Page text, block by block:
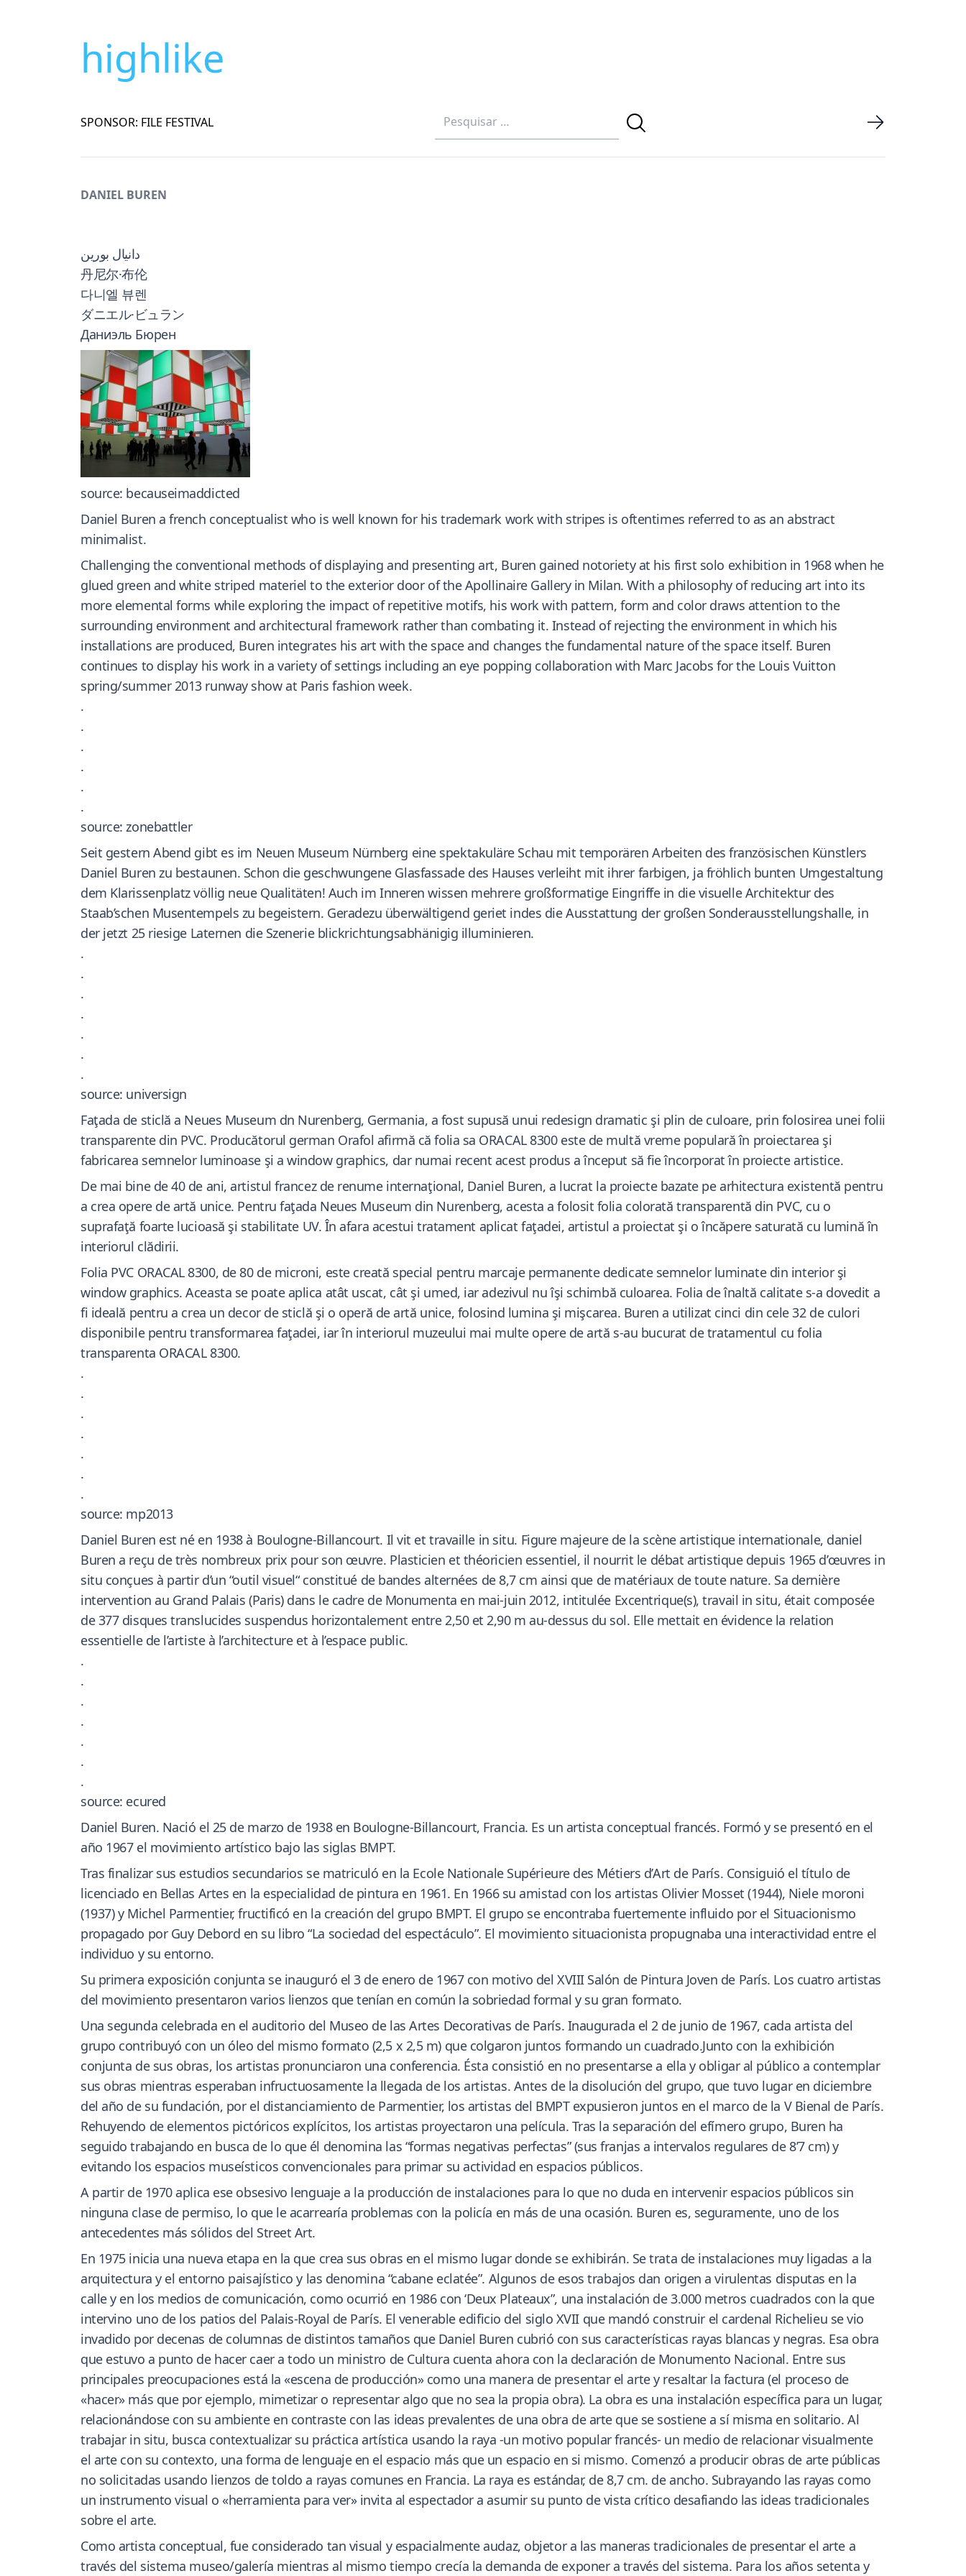
highlike
SPONSOR: FILE FESTIVAL
DANIEL BUREN
دانيال بورين
丹尼尔·布伦
다니엘 뷰렌
ダニエル·ビュラン
Даниэль Бюрен
source: becauseimaddicted
Daniel Buren a french conceptualist who is well known for his trademark work with stripes is oftentimes referred to as an abstract
minimalist.
Challenging the conventional methods of displaying and presenting art, Buren gained notoriety at his first solo exhibition in 1968 when he
glued green and white striped materiel to the exterior door of the Apollinaire Gallery in Milan. With a philosophy of reducing art into its
more elemental forms while exploring the impact of repetitive motifs, his work with pattern, form and color draws attention to the
surrounding environment and architectural framework rather than combating it. Instead of rejecting the environment in which his
installations are produced, Buren integrates his art with the space and changes the fundamental nature of the space itself. Buren
continues to display his work in a variety of settings including an eye popping collaboration with Marc Jacobs for the Louis Vuitton
spring/summer 2013 runway show at Paris fashion week.
.
.
.
.
.
.
source: zonebattler
Seit gestern Abend gibt es im Neuen Museum Nürnberg eine spektakuläre Schau mit temporären Arbeiten des französischen Künstlers
Daniel Buren zu bestaunen. Schon die geschwungene Glasfassade des Hauses verleiht mit ihrer farbigen, ja fröhlich bunten Umgestaltung
dem Klarissenplatz völlig neue Qualitäten! Auch im Inneren wissen mehrere großformatige Eingriffe in die visuelle Architektur des
Staab’schen Musentempels zu begeistern. Geradezu überwältigend geriet indes die Ausstattung der großen Sonderausstellungshalle, in
der jetzt 25 riesige Laternen die Szenerie blickrichtungsabhänigig illuminieren.
.
.
.
.
.
.
.
source: universign
Faţada de sticlă a Neues Museum dn Nurenberg, Germania, a fost supusă unui redesign dramatic şi plin de culoare, prin folosirea unei folii
transparente din PVC. Producătorul german Orafol afirmă că folia sa ORACAL 8300 este de multă vreme populară în proiectarea şi
fabricarea semnelor luminoase şi a window graphics, dar numai recent acest produs a început să fie încorporat în proiecte artistice.
De mai bine de 40 de ani, artistul francez de renume internaţional, Daniel Buren, a lucrat la proiecte bazate pe arhitectura existentă pentru
a crea opere de artă unice. Pentru faţada Neues Museum din Nurenberg, acesta a folosit folia colorată transparentă din PVC, cu o
suprafaţă foarte lucioasă şi stabilitate UV. În afara acestui tratament aplicat faţadei, artistul a proiectat şi o încăpere saturată cu lumină în
interiorul clădirii.
Folia PVC ORACAL 8300, de 80 de microni, este creată special pentru marcaje permanente dedicate semnelor luminate din interior şi
window graphics. Aceasta se poate aplica atât uscat, cât şi umed, iar adezivul nu îşi schimbă culoarea. Folia de înaltă calitate s-a dovedit a
fi ideală pentru a crea un decor de sticlă şi o operă de artă unice, folosind lumina şi mişcarea. Buren a utilizat cinci din cele 32 de culori
disponibile pentru transformarea faţadei, iar în interiorul muzeului mai multe opere de artă s-au bucurat de tratamentul cu folia
transparenta ORACAL 8300.
.
.
.
.
.
.
.
source: mp2013
Daniel Buren est né en 1938 à Boulogne-Billancourt. Il vit et travaille in situ. Figure majeure de la scène artistique internationale, daniel
Buren a reçu de très nombreux prix pour son œuvre. Plasticien et théoricien essentiel, il nourrit le débat artistique depuis 1965 d’œuvres in
situ conçues à partir d’un “outil visuel“ constitué de bandes alternées de 8,7 cm ainsi que de matériaux de toute nature. Sa dernière
intervention au Grand Palais (Paris) dans le cadre de Monumenta en mai-juin 2012, intitulée Excentrique(s), travail in situ, était composée
de 377 disques translucides suspendus horizontalement entre 2,50 et 2,90 m au-dessus du sol. Elle mettait en évidence la relation
essentielle de l’artiste à l’architecture et à l’espace public.
.
.
.
.
.
.
.
source: ecured
Daniel Buren. Nació el 25 de marzo de 1938 en Boulogne-Billancourt, Francia. Es un artista conceptual francés. Formó y se presentó en el
año 1967 el movimiento artístico bajo las siglas BMPT.
Tras finalizar sus estudios secundarios se matriculó en la Ecole Nationale Supérieure des Métiers d’Art de París. Consiguió el título de
licenciado en Bellas Artes en la especialidad de pintura en 1961. En 1966 su amistad con los artistas Olivier Mosset (1944), Niele moroni
(1937) y Michel Parmentier, fructificó en la creación del grupo BMPT. El grupo se encontraba fuertemente influido por el Situacionismo
propagado por Guy Debord en su libro “La sociedad del espectáculo”. El movimiento situacionista propugnaba una interactividad entre el
individuo y su entorno.
Su primera exposición conjunta se inauguró el 3 de enero de 1967 con motivo del XVIII Salón de Pintura Joven de París. Los cuatro artistas
del movimiento presentaron varios lienzos que tenían en común la sobriedad formal y su gran formato.
Una segunda celebrada en el auditorio del Museo de las Artes Decorativas de París. Inaugurada el 2 de junio de 1967, cada artista del
grupo contribuyó con un óleo del mismo formato (2,5 x 2,5 m) que colgaron juntos formando un cuadrado.Junto con la exhibición
conjunta de sus obras, los artistas pronunciaron una conferencia. Ésta consistió en no presentarse a ella y obligar al público a contemplar
sus obras mientras esperaban infructuosamente la llegada de los artistas. Antes de la disolución del grupo, que tuvo lugar en diciembre
del año de su fundación, por el distanciamiento de Parmentier, los artistas del BMPT expusieron juntos en el marco de la V Bienal de París.
Rehuyendo de elementos pictóricos explícitos, los artistas proyectaron una película. Tras la separación del efímero grupo, Buren ha
seguido trabajando en busca de lo que él denomina las “formas negativas perfectas” (sus franjas a intervalos regulares de 8’7 cm) y
evitando los espacios museísticos convencionales para primar su actividad en espacios públicos.
A partir de 1970 aplica ese obsesivo lenguaje a la producción de instalaciones para lo que no duda en intervenir espacios públicos sin
ninguna clase de permiso, lo que le acarrearía problemas con la policía en más de una ocasión. Buren es, seguramente, uno de los
antecedentes más sólidos del Street Art.
En 1975 inicia una nueva etapa en la que crea sus obras en el mismo lugar donde se exhibirán. Se trata de instalaciones muy ligadas a la
arquitectura y el entorno paisajístico y las denomina “cabane eclatée”. Algunos de esos trabajos dan origen a virulentas disputas en la
calle y en los medios de comunicación, como ocurrió en 1986 con ‘Deux Plateaux”, una instalación de 3.000 metros cuadrados con la que
intervino uno de los patios del Palais-Royal de París. El venerable edificio del siglo XVII que mandó construir el cardenal Richelieu se vio
invadido por decenas de columnas de distintos tamaños que Daniel Buren cubrió con sus características rayas blancas y negras. Esa obra
que estuvo a punto de hacer caer a todo un ministro de Cultura cuenta ahora con la declaración de Monumento Nacional. Entre sus
principales preocupaciones está la «escena de producción» como una manera de presentar el arte y resaltar la factura (el proceso de
«hacer» más que por ejemplo, mimetizar o representar algo que no sea la propia obra). La obra es una instalación específica para un lugar,
relacionándose con su ambiente en contraste con las ideas prevalentes de una obra de arte que se sostiene a sí misma en solitario. Al
trabajar in situ, busca contextualizar su práctica artística usando la raya -un motivo popular francés- un medio de relacionar visualmente
el arte con su contexto, una forma de lenguaje en el espacio más que un espacio en si mismo. Comenzó a producir obras de arte públicas
no solicitadas usando lienzos de toldo a rayas comunes en Francia. La raya es estándar, de 8,7 cm. de ancho. Subrayando las rayas como
un instrumento visual o «herramienta para ver» invita al espectador a asumir su punto de vista crítico desafiando las ideas tradicionales
sobre el arte.
Como artista conceptual, fue considerado tan visual y espacialmente audaz, objetor a las maneras tradicionales de presentar el arte a
través del sistema museo/galería mientras al mismo tiempo crecía la demanda de exponer a través del sistema. Para los años setenta y